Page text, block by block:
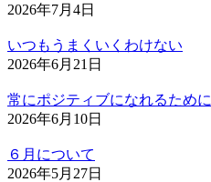
2026年7月4日
いつもうまくいくわけない
2026年6月21日
常にポジティブになれるために
2026年6月10日
６月について
2026年5月27日